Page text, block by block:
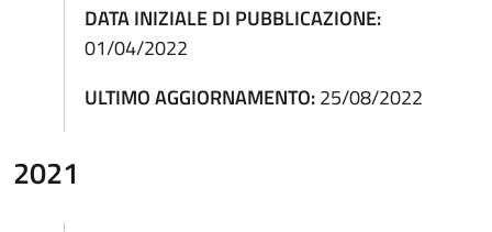
DATA INIZIALE DI PUBBLICAZIONE:
01/04/2022
ULTIMO AGGIORNAMENTO:25/08/2022
2021